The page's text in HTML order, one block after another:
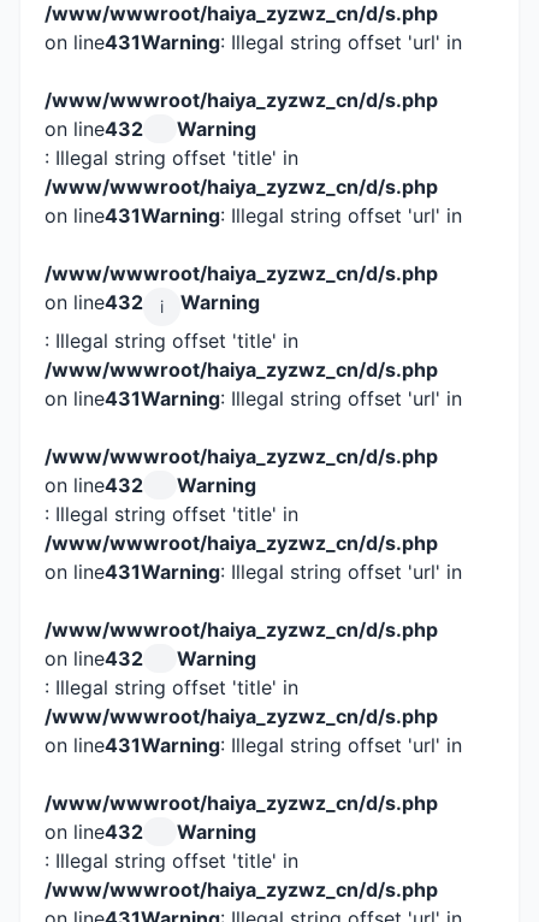
/www/wwwroot/haiya_zyzwz_cn/d/s.php
on line431Warning: Illegal string offset 'url' in
/www/wwwroot/haiya_zyzwz_cn/d/s.php
on line432
Warning
: Illegal string offset 'title' in
/www/wwwroot/haiya_zyzwz_cn/d/s.php
on line431Warning: Illegal string offset 'url' in
/www/wwwroot/haiya_zyzwz_cn/d/s.php
on line432 i
Warning
: Illegal string offset 'title' in
/www/wwwroot/haiya_zyzwz_cn/d/s.php
on line431Warning: Illegal string offset 'url' in
/www/wwwroot/haiya_zyzwz_cn/d/s.php
on line432
Warning
: Illegal string offset 'title' in
/www/wwwroot/haiya_zyzwz_cn/d/s.php
on line431Warning: Illegal string offset 'url' in
/www/wwwroot/haiya_zyzwz_cn/d/s.php
on line432
Warning
: Illegal string offset 'title' in
/www/wwwroot/haiya_zyzwz_cn/d/s.php
on line431Warning: Illegal string offset 'url' in
/www/wwwroot/haiya_zyzwz_cn/d/s.php
on line432
Warning
: Illegal string offset 'title' in
/www/wwwroot/haiya_zyzwz_cn/d/s.php